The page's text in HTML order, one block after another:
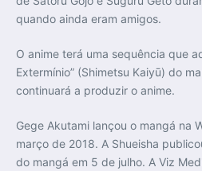
quando ainda eram amigos.
O anime terá uma sequência que
Extermínio” (Shimetsu Kaiyū) do
continuará a produzir o anime.
Gege Akutami lançou o mangá na
março de 2018. A Shueisha
do mangá em 5 de julho. A Viz